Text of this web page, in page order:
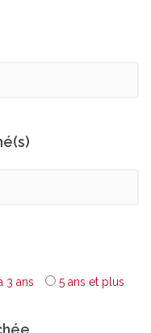
3 ans 5 ans et plus